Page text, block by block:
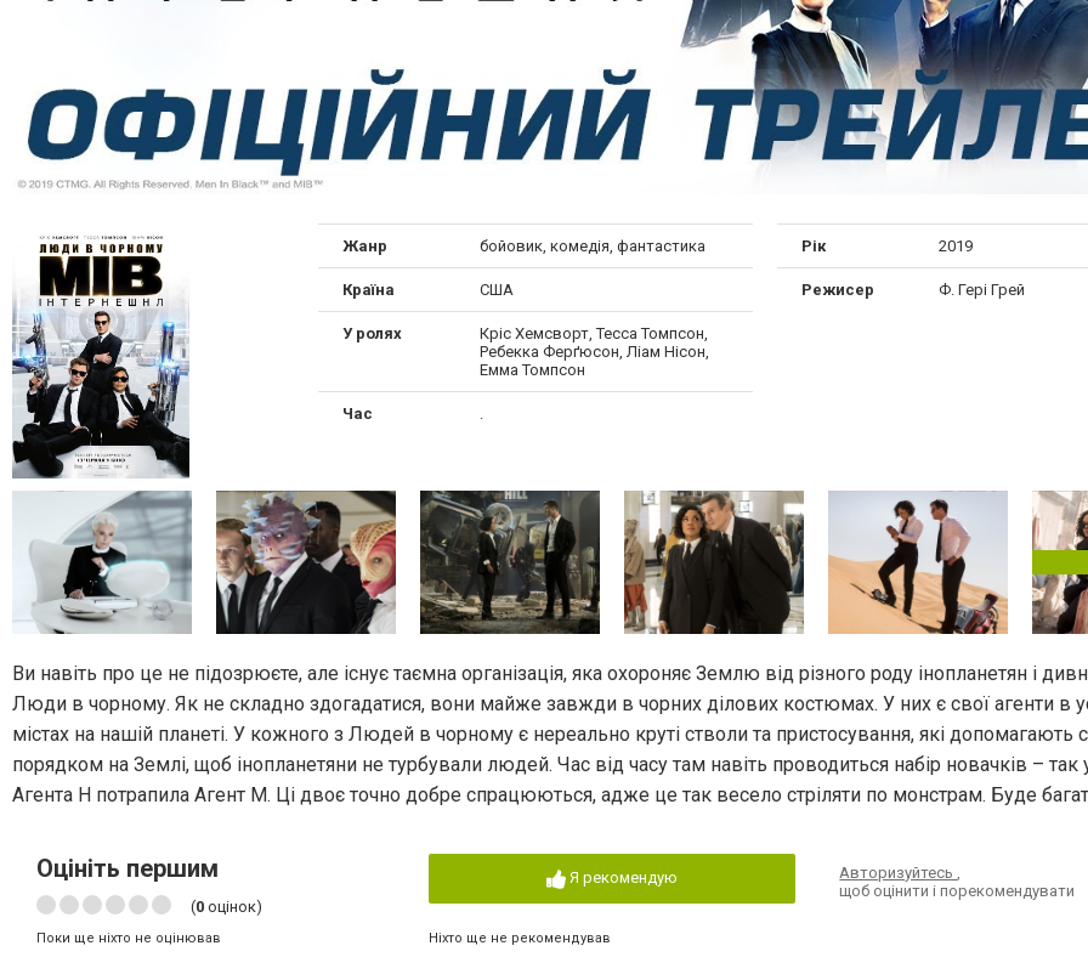
Жанр бойовик, комедія, фантастика
Країна США
У ролях
Кріс Хемсворт, Тесса Томпсон,
Ребекка Ферґюсон, Ліам Нісон,
Емма Томпсон
Рік 2019
Режисер Ф. Гері Грей
Час
Ви навіть про це не підозрюєте, але існує таємна організація, яка охороняє Землю від різного роду інопланетян і
Люди в чорному. Як не складно здогадатися, вони майже завжди в чорних ділових костюмах. У них є свої агенти в
містах на нашій планеті. У кожного з Людей в чорному є нереально круті стволи та пристосування, які допомагають
порядком на Землі, щоб інопланетяни не турбували людей. Час від часу там навіть проводиться набір новачків – так
Агента Н потрапила Агент М. Ці двоє точно добре спрацюються, адже це так весело стріляти по монстрам. Буде
Оцініть першим
(0 оцінок)
Поки ще ніхто не оцінював
Я рекомендую
Ніхто ще не рекомендував
Авторизуйтесь,
щоб оцінити і порекомендувати